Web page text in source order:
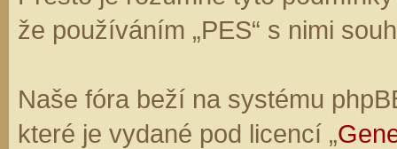
že používáním „PES“ s nimi
Naše fóra beží na systému
které je vydané pod licencí „